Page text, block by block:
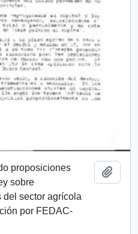
proposiciones
sobre
del sector agrícola
por FEDAC-